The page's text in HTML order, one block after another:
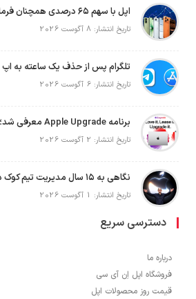
تاریخ انتشار: 8 آگوست 2026
تلگرام پس از حذف یک ساعته به اپ
تاریخ انتشار: 6 آگوست 2026
تاریخ انتشار: 2 آگوست 2026
نگاهی به ۱۵ سال مدیریت تیم کوک در اپل
تاریخ انتشار: 1 آگوست 2026
دسترسی سریع
درباره ما
فروشگاه اپل اِن آی سی
قیمت روز محصولات اپل